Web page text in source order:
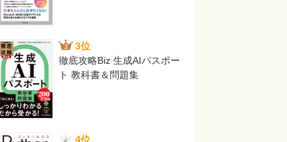
3位
徹底攻略Biz 生成AIパスポー
ト 教科書＆問題集
4位